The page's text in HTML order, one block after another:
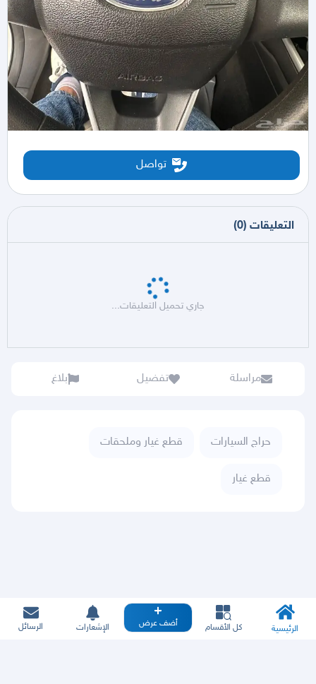
تواصل
التعليقات (
0
)
جاري تحميل التعليقات...
مراسلة تفضيل بلاغ
حراج السيارات قطع غيار وملحقات
قطع غيار
الرئيسية كل الأقسام أضف عرض الإشعارات الرسائل